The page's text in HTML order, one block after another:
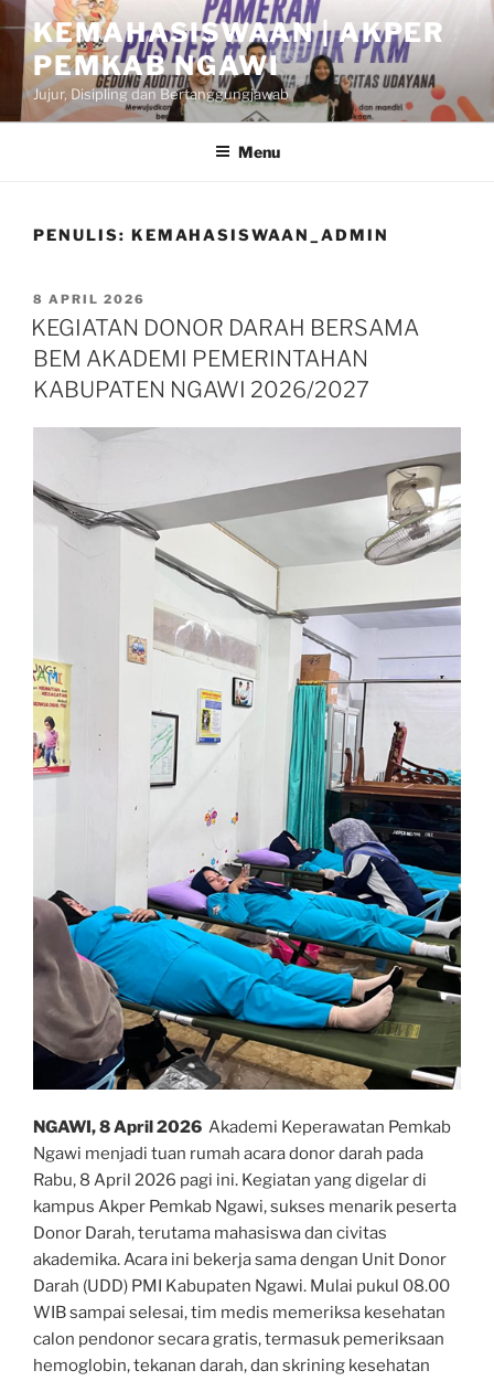
Skip
to
content
KEMAHASISWAAN | AKPER
PEMKAB NGAWI
Jujur, Disipling dan Bertanggungjawab
Menu
PENULIS: KEMAHASISWAAN_ADMIN
POSTED
ON
8 APRIL 2026
KEGIATAN DONOR DARAH BERSAMA
BEM AKADEMI PEMERINTAHAN
KABUPATEN NGAWI 2026/2027
NGAWI, 8 April 2026 Akademi Keperawatan Pemkab
Ngawi menjadi tuan rumah acara donor darah pada
Rabu, 8 April 2026 pagi ini. Kegiatan yang digelar di
kampus Akper Pemkab Ngawi, sukses menarik peserta
Donor Darah, terutama mahasiswa dan civitas
akademika. Acara ini bekerja sama dengan Unit Donor
Darah (UDD) PMI Kabupaten Ngawi. Mulai pukul 08.00
WIB sampai selesai, tim medis memeriksa kesehatan
calon pendonor secara gratis, termasuk pemeriksaan
hemoglobin, tekanan darah, dan skrining kesehatan